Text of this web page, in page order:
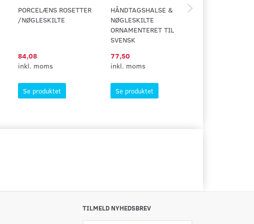
PORCELÆNS ROSETTER
/NØGLESKILTE
84,08
inkl. moms
Se produktet
HÅNDTAGSHALSE &
NØGLESKILTE
ORNAMENTERET TIL
SVENSK
77,50
inkl. moms
Se produktet
TILMELD NYHEDSBREV